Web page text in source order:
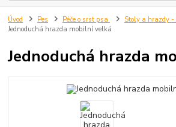
Úvod Pes Péče o srst psa
Stoly a hrazdy
Jednoduchá hrazda mobilní velká
Jednoduchá hrazda